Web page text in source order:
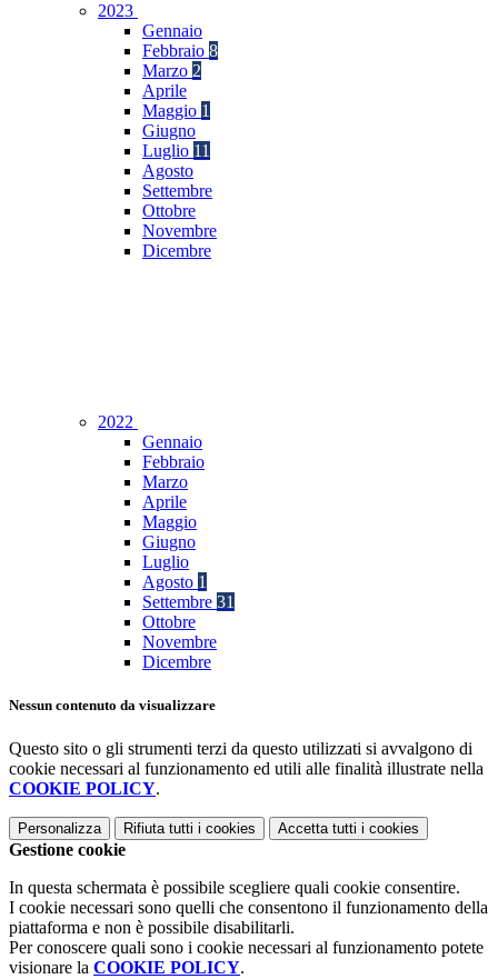
2023
Gennaio
Febbraio 8
Marzo 2
Aprile
Maggio 1
Giugno
Luglio 11
Agosto
Settembre
Ottobre
Novembre
Dicembre
2022
Gennaio
Febbraio
Marzo
Aprile
Maggio
Giugno
Luglio
Agosto 1
Settembre 31
Ottobre
Novembre
Dicembre
Nessun contenuto da visualizzare
Questo sito o gli strumenti terzi da questo utilizzati si avvalgono di
cookie necessari al funzionamento ed utili alle finalità illustrate nella
COOKIE POLICY.
Personalizza Rifiuta tutti i cookies Accetta tutti i cookies
Gestione cookie
In questa schermata è possibile scegliere quali cookie consentire.
I cookie necessari sono quelli che consentono il funzionamento della
piattaforma e non è possibile disabilitarli.
Per conoscere quali sono i cookie necessari al funzionamento potete
visionare la COOKIE POLICY.